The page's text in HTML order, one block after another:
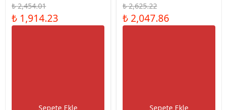
₺ 2,454.01
₺ 1,914.23
Sepete Ekle
₺ 2,625.22
₺ 2,047.86
Sepete Ekle